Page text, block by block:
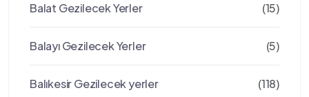
Balat Gezilecek Yerler (15)
Balayı Gezilecek Yerler (5)
Balıkesir Gezilecek yerler (118)